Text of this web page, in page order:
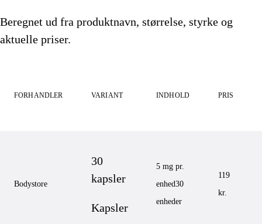
Beregnet ud fra produktnavn, størrelse, styrke og
aktuelle priser.
FORHANDLER VARIANT INDHOLD PRIS
Bodystore
30
kapsler
Kapsler
5 mg pr.
enhed30
enheder
119
kr.